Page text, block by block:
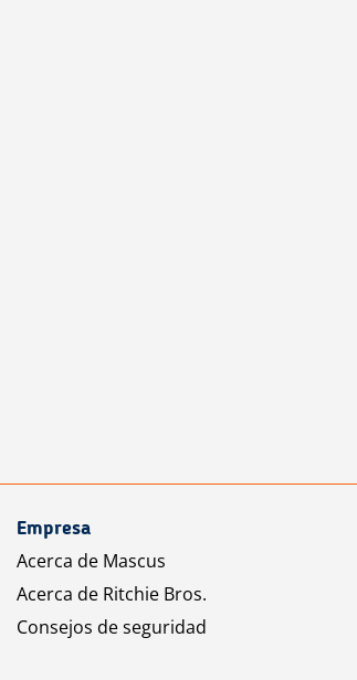
Empresa
Acerca de Mascus
Acerca de Ritchie Bros.
Consejos de seguridad